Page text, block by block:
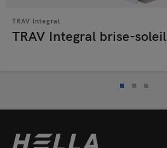
TRAV Integral
TRAV Integral brise-soleil